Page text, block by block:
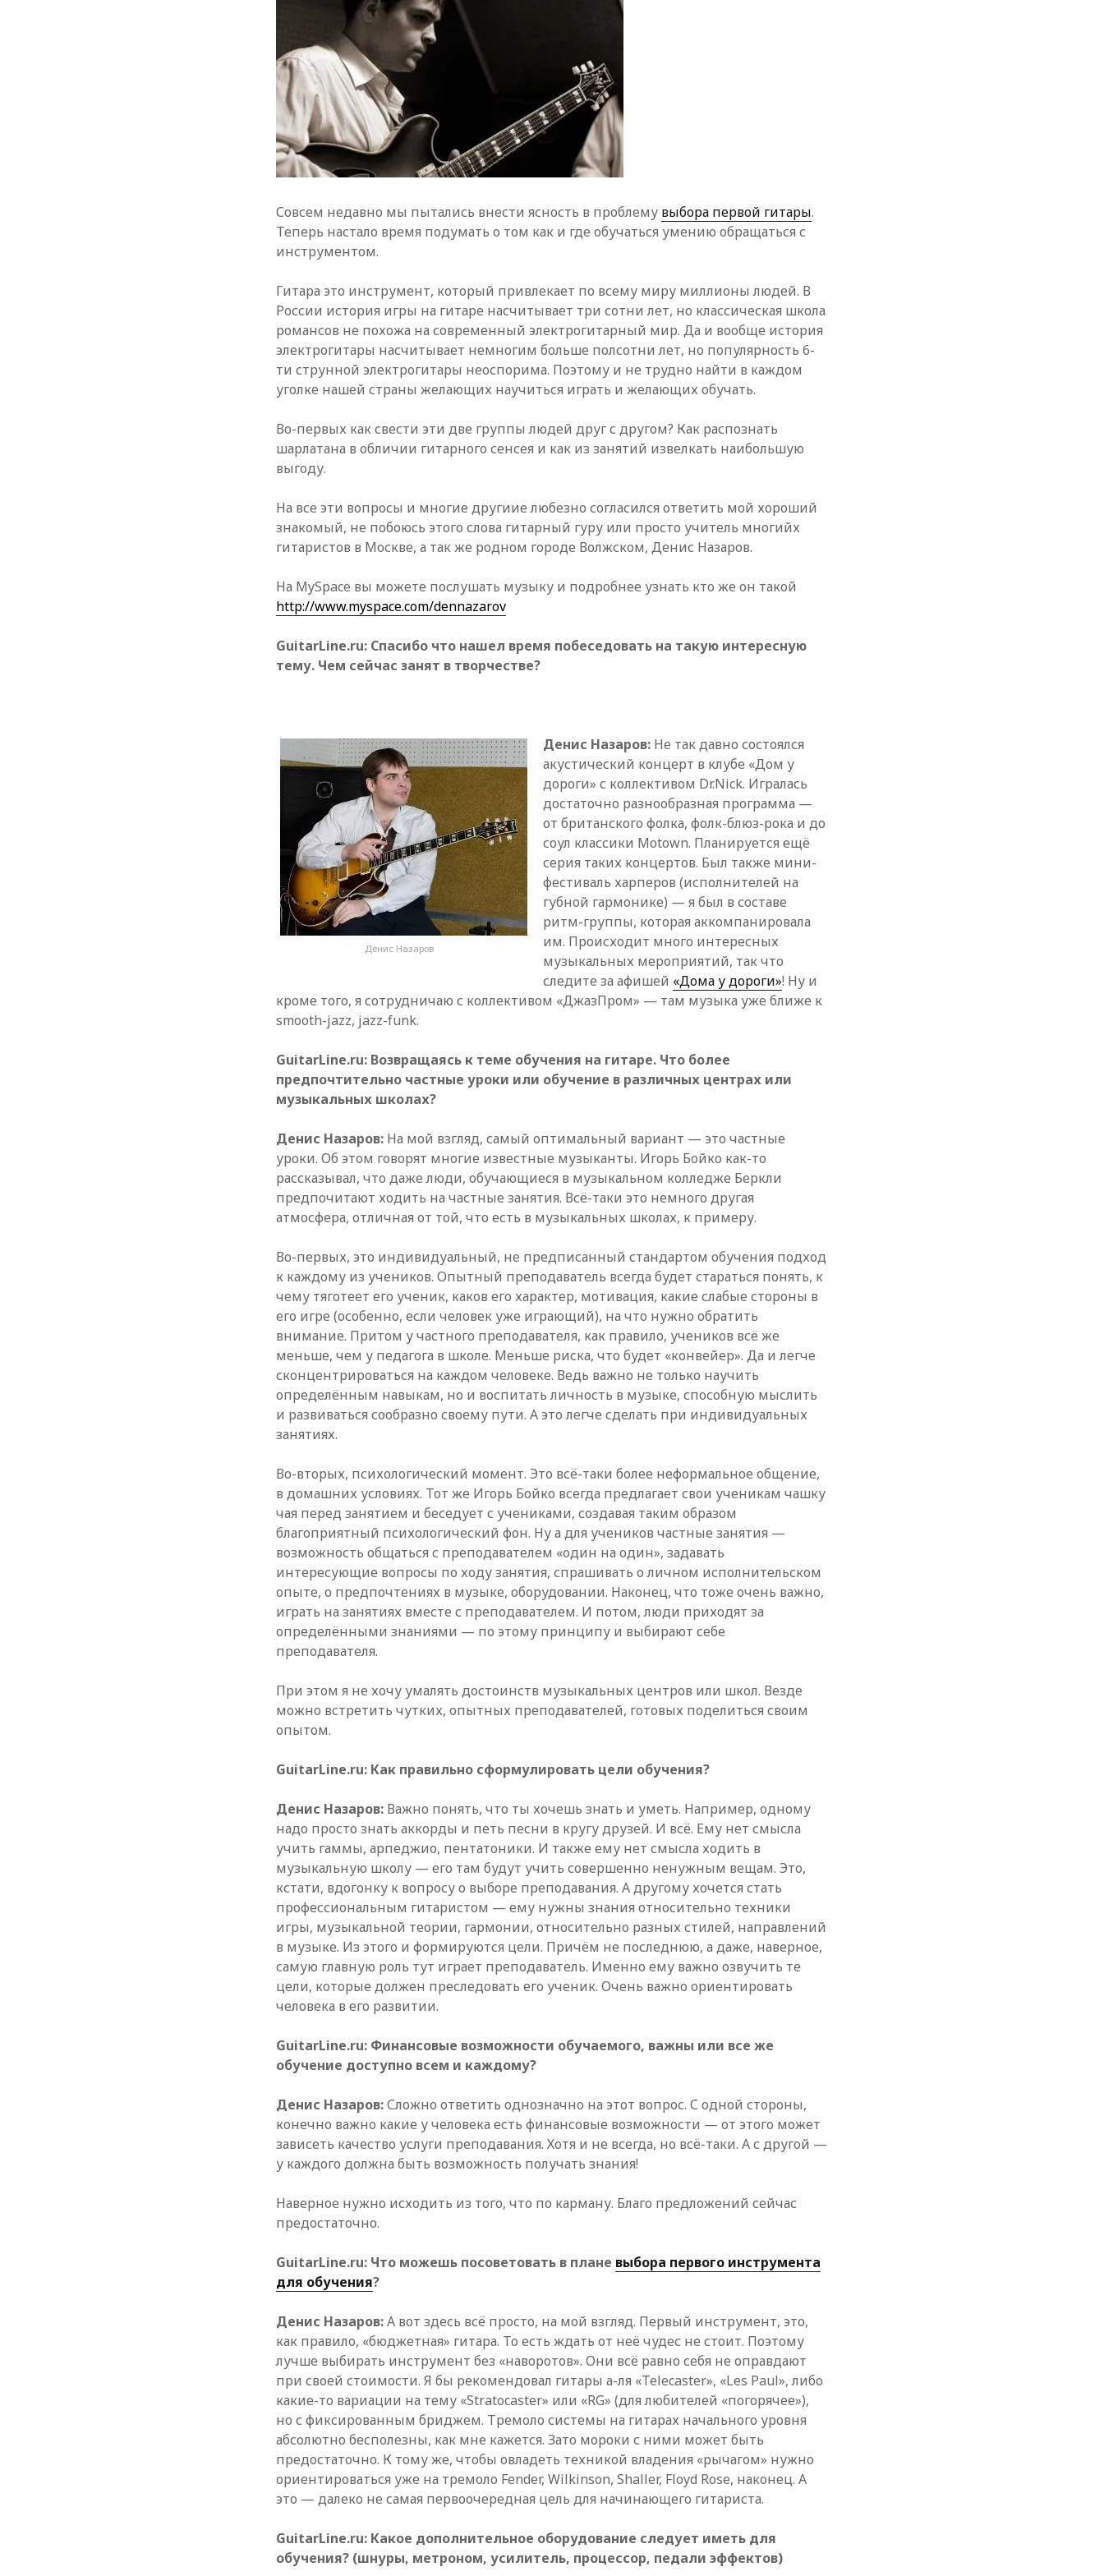
Совсем недавно мы пытались внести ясность в проблему выбора первой гитары.
Теперь настало время подумать о том как и где обучаться умению обращаться с
инструментом.
Гитара это инструмент, который привлекает по всему миру миллионы людей. В
России история игры на гитаре насчитывает три сотни лет, но классическая школа
романсов не похожа на современный электрогитарный мир. Да и вообще история
электрогитары насчитывает немногим больше полсотни лет, но популярность 6-
ти струнной электрогитары неоспорима. Поэтому и не трудно найти в каждом
уголке нашей страны желающих научиться играть и желающих обучать.
Во-первых как свести эти две группы людей друг с другом? Как распознать
шарлатана в обличии гитарного сенсея и как из занятий извелкать наибольшую
выгоду.
На все эти вопросы и многие другиие любезно согласился ответить мой хороший
знакомый, не побоюсь этого слова гитарный гуру или просто учитель многийх
гитаристов в Москве, а так же родном городе Волжском, Денис Назаров.
На MySpace вы можете послушать музыку и подробнее узнать кто же он такой
http://www.myspace.com/dennazarov
GuitarLine.ru: Спасибо что нашел время побеседовать на такую интересную
тему. Чем сейчас занят в творчестве?
Денис Назаров
Денис Назаров: Не так давно состоялся
акустический концерт в клубе «Дом у
дороги» с коллективом Dr.Nick. Игралась
достаточно разнообразная программа —
от британского фолка, фолк-блюз-рока и до
соул классики Motown. Планируется ещё
серия таких концертов. Был также мини-
фестиваль харперов (исполнителей на
губной гармонике) — я был в составе
ритм-группы, которая аккомпанировала
им. Происходит много интересных
музыкальных мероприятий, так что
следите за афишей «Дома у дороги»! Ну и
кроме того, я сотрудничаю с коллективом «ДжазПром» — там музыка уже ближе к
smooth-jazz, jazz-funk.
GuitarLine.ru: Возвращаясь к теме обучения на гитаре. Что более
предпочтительно частные уроки или обучение в различных центрах или
музыкальных школах?
Денис Назаров: На мой взгляд, самый оптимальный вариант — это частные
уроки. Об этом говорят многие известные музыканты. Игорь Бойко как-то
рассказывал, что даже люди, обучающиеся в музыкальном колледже Беркли
предпочитают ходить на частные занятия. Всё-таки это немного другая
атмосфера, отличная от той, что есть в музыкальных школах, к примеру.
Во-первых, это индивидуальный, не предписанный стандартом обучения подход
к каждому из учеников. Опытный преподаватель всегда будет стараться понять, к
чему тяготеет его ученик, каков его характер, мотивация, какие слабые стороны в
его игре (особенно, если человек уже играющий), на что нужно обратить
внимание. Притом у частного преподавателя, как правило, учеников всё же
меньше, чем у педагога в школе. Меньше риска, что будет «конвейер». Да и легче
сконцентрироваться на каждом человеке. Ведь важно не только научить
определённым навыкам, но и воспитать личность в музыке, способную мыслить
и развиваться сообразно своему пути. А это легче сделать при индивидуальных
занятиях.
Во-вторых, психологический момент. Это всё-таки более неформальное общение,
в домашних условиях. Тот же Игорь Бойко всегда предлагает свои ученикам чашку
чая перед занятием и беседует с учениками, создавая таким образом
благоприятный психологический фон. Ну а для учеников частные занятия —
возможность общаться с преподавателем «один на один», задавать
интересующие вопросы по ходу занятия, спрашивать о личном исполнительском
опыте, о предпочтениях в музыке, оборудовании. Наконец, что тоже очень важно,
играть на занятиях вместе с преподавателем. И потом, люди приходят за
определёнными знаниями — по этому принципу и выбирают себе
преподавателя.
При этом я не хочу умалять достоинств музыкальных центров или школ. Везде
можно встретить чутких, опытных преподавателей, готовых поделиться своим
опытом.
GuitarLine.ru: Как правильно сформулировать цели обучения?
Денис Назаров: Важно понять, что ты хочешь знать и уметь. Например, одному
надо просто знать аккорды и петь песни в кругу друзей. И всё. Ему нет смысла
учить гаммы, арпеджио, пентатоники. И также ему нет смысла ходить в
музыкальную школу — его там будут учить совершенно ненужным вещам. Это,
кстати, вдогонку к вопросу о выборе преподавания. А другому хочется стать
профессиональным гитаристом — ему нужны знания относительно техники
игры, музыкальной теории, гармонии, относительно разных стилей, направлений
в музыке. Из этого и формируются цели. Причём не последнюю, а даже, наверное,
самую главную роль тут играет преподаватель. Именно ему важно озвучить те
цели, которые должен преследовать его ученик. Очень важно ориентировать
человека в его развитии.
GuitarLine.ru: Финансовые возможности обучаемого, важны или все же
обучение доступно всем и каждому?
Денис Назаров:Сложно ответить однозначно на этот вопрос. С одной стороны,
конечно важно какие у человека есть финансовые возможности — от этого может
зависеть качество услуги преподавания. Хотя и не всегда, но всё-таки. А с другой —
у каждого должна быть возможность получать знания!
Наверное нужно исходить из того, что по карману. Благо предложений сейчас
предостаточно.
GuitarLine.ru: Что можешь посоветовать в плане выбора первого инструмента
для обучения?
Денис Назаров:А вот здесь всё просто, на мой взгляд. Первый инструмент, это,
как правило, «бюджетная» гитара. То есть ждать от неё чудес не стоит. Поэтому
лучше выбирать инструмент без «наворотов». Они всё равно себя не оправдают
при своей стоимости. Я бы рекомендовал гитары а-ля «Telecaster», «Les Paul», либо
какие-то вариации на тему «Stratocaster» или «RG» (для любителей «погорячее»),
но с фиксированным бриджем. Тремоло системы на гитарах начального уровня
абсолютно бесполезны, как мне кажется. Зато мороки с ними может быть
предостаточно. К тому же, чтобы овладеть техникой владения «рычагом» нужно
ориентироваться уже на тремоло Fender, Wilkinson, Shaller, Floyd Rose, наконец. А
это — далеко не самая первоочередная цель для начинающего гитариста.
GuitarLine.ru: Какое дополнительное оборудование следует иметь для
обучения? (шнуры, метроном, усилитель, процессор, педали эффектов)